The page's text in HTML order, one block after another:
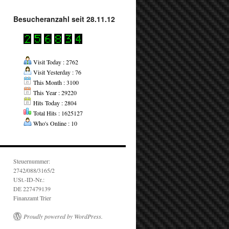
Besucheranzahl seit 28.11.12
Visit Today : 2762
Visit Yesterday : 76
This Month : 3100
This Year : 29220
Hits Today : 2804
Total Hits : 1625127
Who's Online : 10
Steuernummer:
2742/088/3165/2
USt.-ID-Nr.:
DE 227479139
Finanzamt Trier
Proudly powered by WordPress.